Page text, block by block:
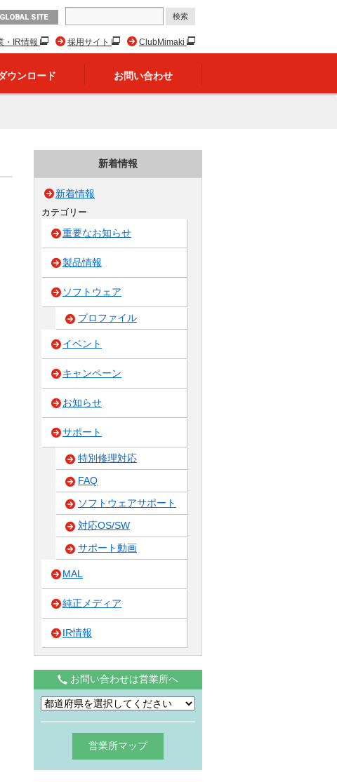
GLOBAL SITE
ClubMimaki
採用サイト
・IR情報
ウンロード お問い合わせ
新着情報
新着情報
カテゴリー
重要なお知らせ
製品情報
ソフトウェア
プロファイル
イベント
キャンペーン
お知らせ
サポート
特別修理対応
FAQ
ソフトウェアサポート
対応OS/SW
サポート動画
MAL
純正メディア
IR情報
お問い合わせは営業所へ
営業所マップ